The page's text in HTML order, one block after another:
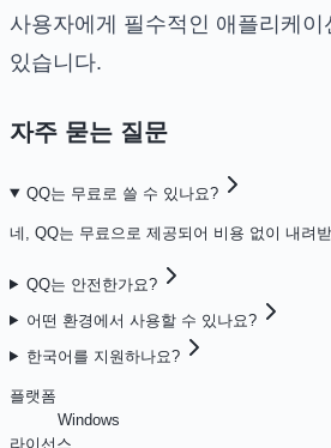
사용자에게 필수적인 애플리케이
있습니다.
자주 묻는 질문
QQ는 무료로 쓸 수 있나요?
네, QQ는 무료으로 제공되어 비용 없이 내려
QQ는 안전한가요?
어떤 환경에서 사용할 수 있나요?
한국어를 지원하나요?
플랫폼
Windows
라이선스